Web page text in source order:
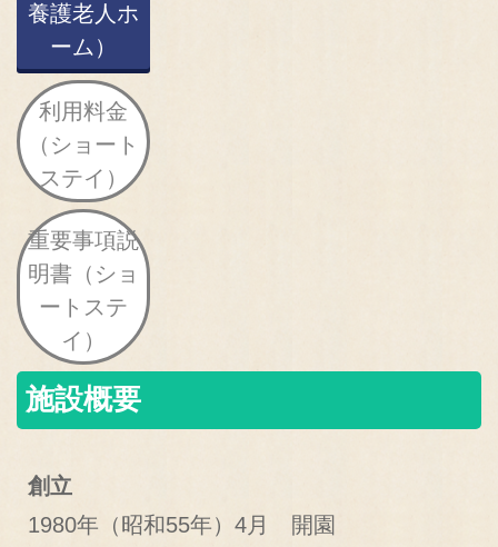
養護老人ホ
ーム）
利用料金
（ショート
ステイ）
重要事項説
明書（ショ
ートステ
イ）
施設概要
創立
1980年（昭和55年）4月 開園